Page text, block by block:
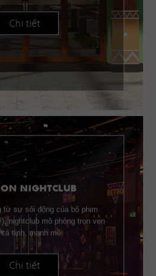
Chi tiết
NIGHTCLUB
từ sự sôi động của bộ phim
nightclub mô phỏng trọn vẹn
cá tính, mạnh mẽ
Chi tiết